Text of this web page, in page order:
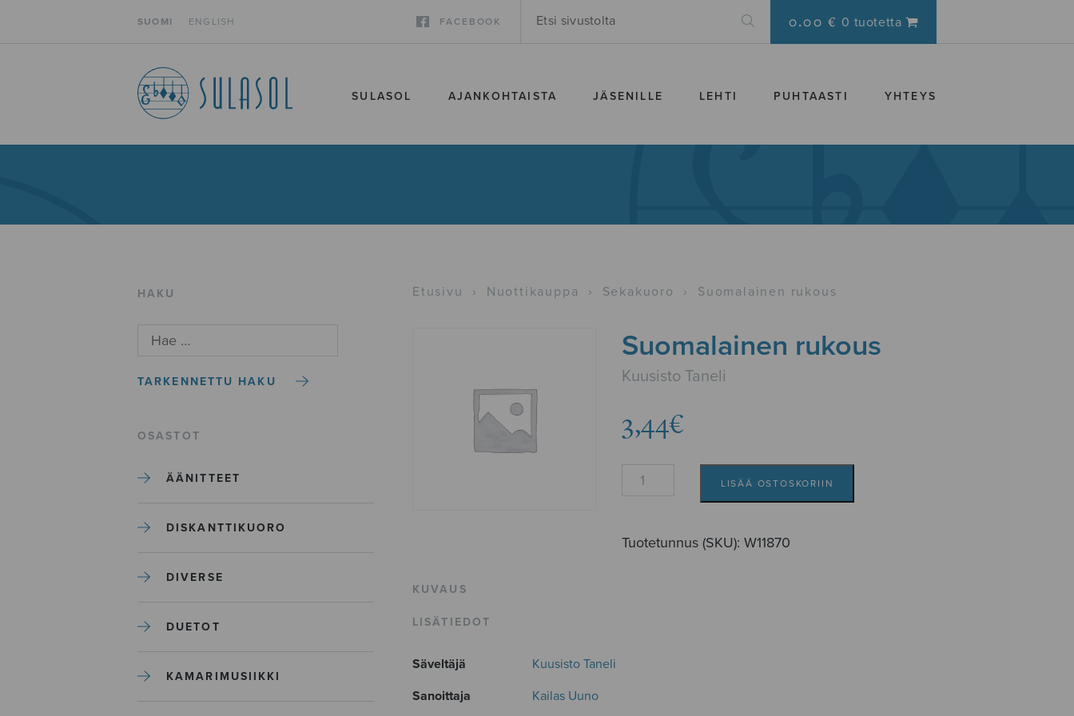
SUOMI ENGLISH FACEBOOK 0.00 € 0 tuotetta
SULASOL AJANKOHTAISTA JÄSENILLE LEHTI PUHTAASTI YHTEYS
HAKU
TARKENNETTU HAKU
OSASTOT
ÄÄNITTEET
DISKANTTIKUORO
DIVERSE
DUETOT
KAMARIMUSIIKKI
Etusivu › Nuottikauppa › Sekakuoro › Suomalainen rukous
Suomalainen rukous
Kuusisto Taneli
3,44€
Suomalainen
LISÄÄ OSTOSKORIIN
Tuotetunnus (SKU):W11870
KUVAUS
LISÄTIEDOT
Säveltäjä
Kuusisto Taneli
Sanoittaja
Kailas Uuno